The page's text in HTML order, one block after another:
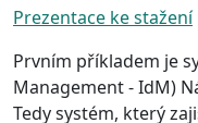
Prezentace ke stažení
Prvním příkladem je
Management - IdM)
Tedy systém, který